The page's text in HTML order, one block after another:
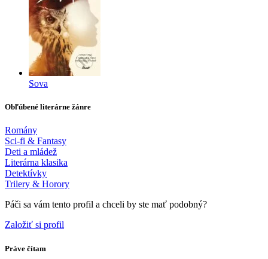
Sova
Obľúbené literárne žánre
Romány
Sci-fi & Fantasy
Deti a mládež
Literárna klasika
Detektívky
Trilery & Horory
Páči sa vám tento profil a chceli by ste mať podobný?
Založiť si profil
Práve čítam